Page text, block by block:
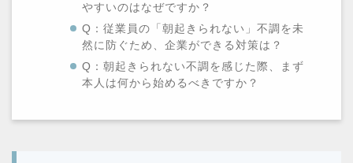
やすいのはなぜですか？
Q：従業員の「朝起きられない」不調を未
然に防ぐため、企業ができる対策は？
Q：朝起きられない不調を感じた際、まず
本人は何から始めるべきですか？